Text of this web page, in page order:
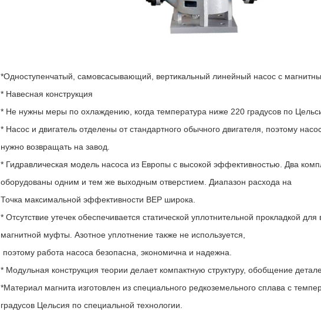
*Одноступенчатый, самовсасывающий, вертикальный линейный насос с
* Навесная конструкция
* Не нужны меры по охлаждению, когда температура ниже 220 градусов по
* Насос и двигатель отделены от стандартного обычного двигателя, поэтому
нужно возвращать на завод.
* Гидравлическая модель насоса из Европы с высокой эффективностью. Два
оборудованы одним и тем же выходным отверстием. Диапазон расхода на
Точка максимальной эффективности BEP широка.
* Отсутствие утечек обеспечивается статической уплотнительной прокладкой
магнитной муфты. Азотное уплотнение также не используется,
поэтому работа насоса безопасна, экономична и надежна.
* Модульная конструкция теории делает компактную структуру, обобщение
*Материал магнита изготовлен из специального редкоземельного сплава с
градусов Цельсия по специальной технологии.